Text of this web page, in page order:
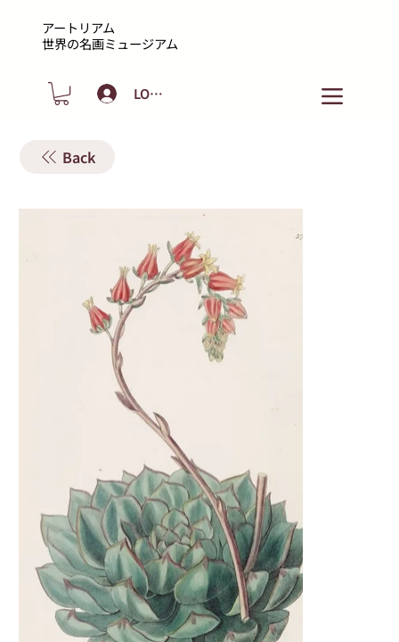
アートリアム
​世界の名画ミュージアム
LOGIN
Back